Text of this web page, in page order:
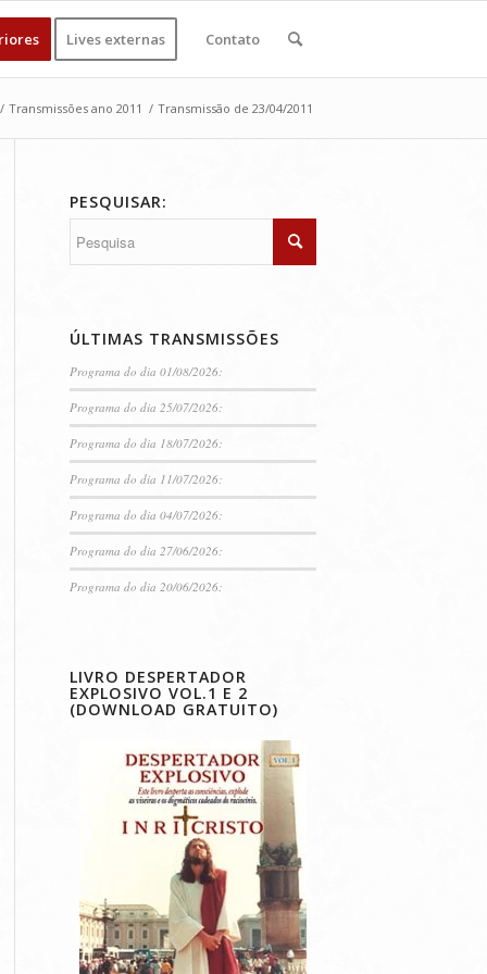
Lives externas Contato
/ Transmissões ano 2011 / Transmissão de 23/04/2011
PESQUISAR:
ÚLTIMAS TRANSMISSÕES
Programa do dia 01/08/2026:
Programa do dia 25/07/2026:
Programa do dia 18/07/2026:
Programa do dia 11/07/2026:
Programa do dia 04/07/2026:
Programa do dia 27/06/2026:
Programa do dia 20/06/2026:
LIVRO DESPERTADOR
EXPLOSIVO VOL.1 E 2
(DOWNLOAD GRATUITO)